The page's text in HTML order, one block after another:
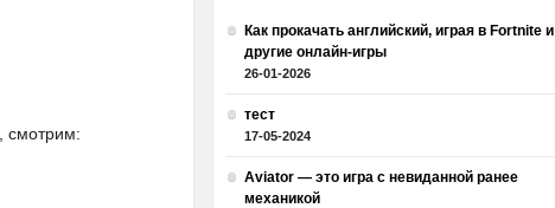
, смотрим:
Как прокачать английский, играя в Fortnite и
другие онлайн-игры
26-01-2026
тест
17-05-2024
Aviator — это игра с невиданной ранее
механикой